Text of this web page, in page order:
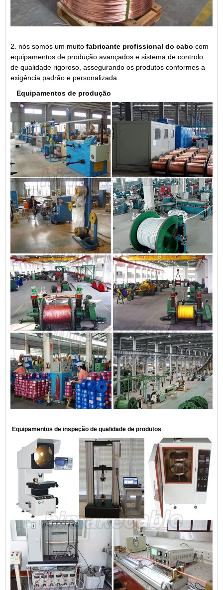
2. nós somos um muito fabricante profissional do cabo com
equipamentos de produção avançados e sistema de controlo
de qualidade rigoroso, assegurando os produtos conformes a
exigência padrão e personalizada.
Equipamentos de produção
Equipamentos de inspeção de qualidade de produtos